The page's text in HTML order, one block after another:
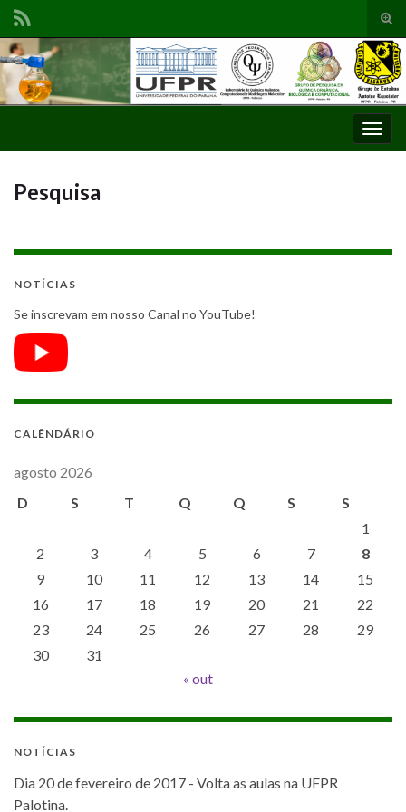
de
Search for:
Pesquisa
NOTÍCIAS
Se inscrevam em nosso Canal no YouTube!
CALÊNDÁRIO
agosto 2026
D
S T Q Q S
S
1
2
3 4 5 6 7
8
9
10 11 12 13 14
15
16
17 18 19 20 21
22
23
24 25 26 27 28
29
30
31
« out
NOTÍCIAS
Dia 20 de fevereiro de 2017 - Volta as aulas na UFPR
Palotina.